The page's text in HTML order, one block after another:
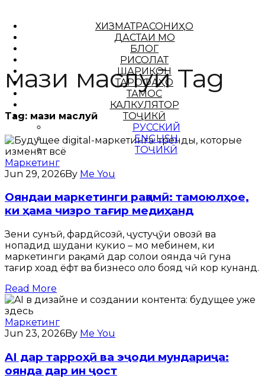
ХИЗМАТРАСОНИҲО
ДАСТАИ МО
БЛОГ
РИСОЛАТ
ШАРИКОН
ТАРОФАҲО
ТАМОС
КАЛКУЛЯТОР
ТОҶИКӢ
РУССКИЙ
ENGLISH
ТОҶИКӢ
мағзи маслуӣ Tag
Tag: мағзи маслуӣ
Маркетинг
Jun 29, 2026By Me You
Ояндаи маркетинги рақамӣ: тамоюлҳое,
ки ҳама чизро тағир медиҳанд
Зеҳни сунъӣ, фардӣсозӣ, ҷустуҷӯи овозӣ ва
нопадид шудани кукиҳо – мо мебинем, ки
маркетинги рақамӣ дар солҳои оянда чӣ гуна
тағир хоҳад ёфт ва бизнесҳо ҳоло бояд чӣ кор кунанд.
Read More
Маркетинг
Jun 23, 2026By Me You
AI дар тарроҳӣ ва эҷоди мундариҷа:
оянда дар ин ҷост